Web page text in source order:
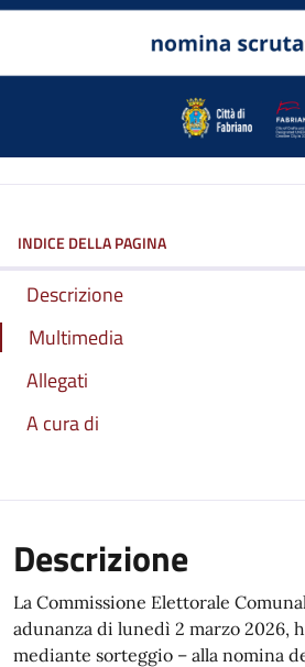
INDICE DELLA PAGINA
Descrizione
Multimedia
Allegati
A cura di
Descrizione
La Commissione Elettorale
adunanza di lunedì 2 marzo 2026,
mediante sorteggio – alla nomina